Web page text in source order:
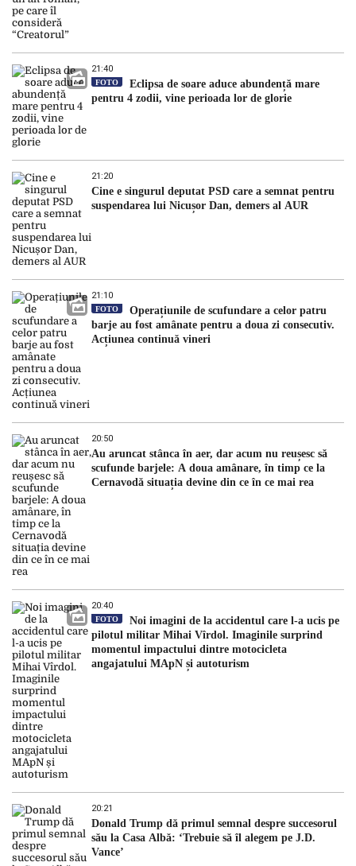
21:40
FOTO
Eclipsa de soare aduce abundență mare
pentru 4 zodii, vine perioada lor de glorie
21:20
Cine e singurul deputat PSD care a semnat pentru
suspendarea lui Nicușor Dan, demers al AUR
21:10
FOTO
Operațiunile de scufundare a celor patru
barje au fost amânate pentru a doua zi consecutiv.
Acțiunea continuă vineri
20:50
Au aruncat stânca în aer, dar acum nu reușesc să
scufunde barjele: A doua amânare, în timp ce la
Cernavodă situația devine din ce în ce mai rea
20:40
FOTO
Noi imagini de la accidentul care l-a ucis pe
pilotul militar Mihai Vîrdol. Imaginile surprind
momentul impactului dintre motocicleta
angajatului MApN și autoturism
20:21
Donald Trump dă primul semnal despre succesorul
său la Casa Albă: ‘Trebuie să îl alegem pe J.D.
Vance’